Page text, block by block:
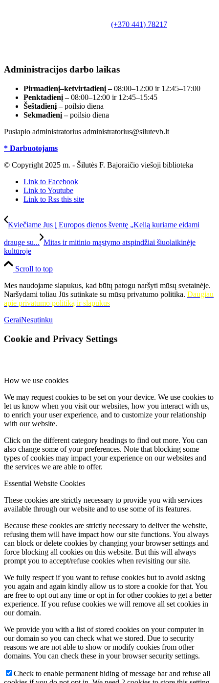
(+370 441) 78217
Administracijos darbo laikas
Pirmadienį–ketvirtadienį –08:00–12:00 ir 12:45–17:00
Penktadienį –08:00–12:00 ir 12:45–15:45
Šeštadienį –poilsio diena
Sekmadienį –poilsio diena
Puslapio administratorius administratorius@silutevb.lt
* Darbuotojams
© Copyright 2025 m. - Šilutės F. Bajoraičio viešoji biblioteka
Link to Facebook
Link to Youtube
Link to Rss this site
Kviečiame Jus į Europos dienos šventę „Kelią kuriame eidami
drauge su... Mitas ir mitinio mąstymo atspindžiai šiuolaikinėje
kultūroje
Scroll to top
Mes naudojame slapukus, kad būtų patogu naršyti mūsų svetainėje.
Naršydami toliau Jūs sutinkate su mūsų privatumo politika. Daugiau
apie privatumo politiką ir slapukus
GeraiNesutinku
Cookie and Privacy Settings
How we use cookies
We may request cookies to be set on your device. We use cookies to
let us know when you visit our websites, how you interact with us,
to enrich your user experience, and to customize your relationship
with our website.
Click on the different category headings to find out more. You can
also change some of your preferences. Note that blocking some
types of cookies may impact your experience on our websites and
the services we are able to offer.
Essential Website Cookies
These cookies are strictly necessary to provide you with services
available through our website and to use some of its features.
Because these cookies are strictly necessary to deliver the website,
refusing them will have impact how our site functions. You always
can block or delete cookies by changing your browser settings and
force blocking all cookies on this website. But this will always
prompt you to accept/refuse cookies when revisiting our site.
We fully respect if you want to refuse cookies but to avoid asking
you again and again kindly allow us to store a cookie for that. You
are free to opt out any time or opt in for other cookies to get a better
experience. If you refuse cookies we will remove all set cookies in
our domain.
We provide you with a list of stored cookies on your computer in
our domain so you can check what we stored. Due to security
reasons we are not able to show or modify cookies from other
domains. You can check these in your browser security settings.
Check to enable permanent hiding of message bar and refuse all